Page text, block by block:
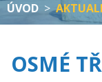
ÚVOD >
OSMÉ